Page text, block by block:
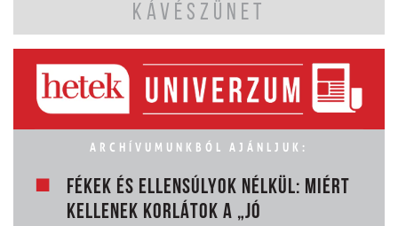
KÁVÉSZÜNET
ARCHÍVUMUNKBÓL AJÁNLJUK:
FÉKEK ÉS ELLENSÚLYOK NÉLKÜL: MIÉRT
KELLENEK KORLÁTOK A „JÓ